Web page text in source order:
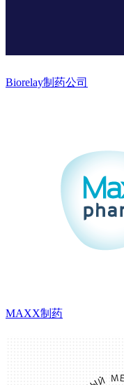
Biorelay制药公司
MAXX制药